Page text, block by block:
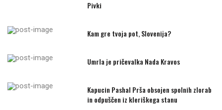
Pivki
Kam gre tvoja pot, Slovenija?
Umrla je pričevalka Nada Kravos
Kapucin Pashal Prša obsojen spolnih zlorab
in odpuščen iz kleriškega stanu